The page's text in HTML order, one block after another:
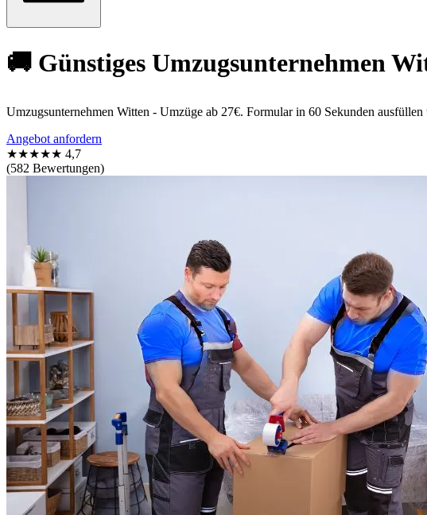
🚚 Günstiges Umzugsunternehmen
Umzugsunternehmen Witten - Umzüge ab 27€. Formular in 60 Sekunden
Angebot anfordern
★★★★★ 4,7
(582 Bewertungen)